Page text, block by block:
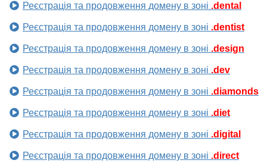
Реєстрація та продовження домену в зоні .dental
Реєстрація та продовження домену в зоні .dentist
Реєстрація та продовження домену в зоні .design
Реєстрація та продовження домену в зоні .dev
Реєстрація та продовження домену в зоні .diamonds
Реєстрація та продовження домену в зоні .diet
Реєстрація та продовження домену в зоні .digital
Реєстрація та продовження домену в зоні .direct